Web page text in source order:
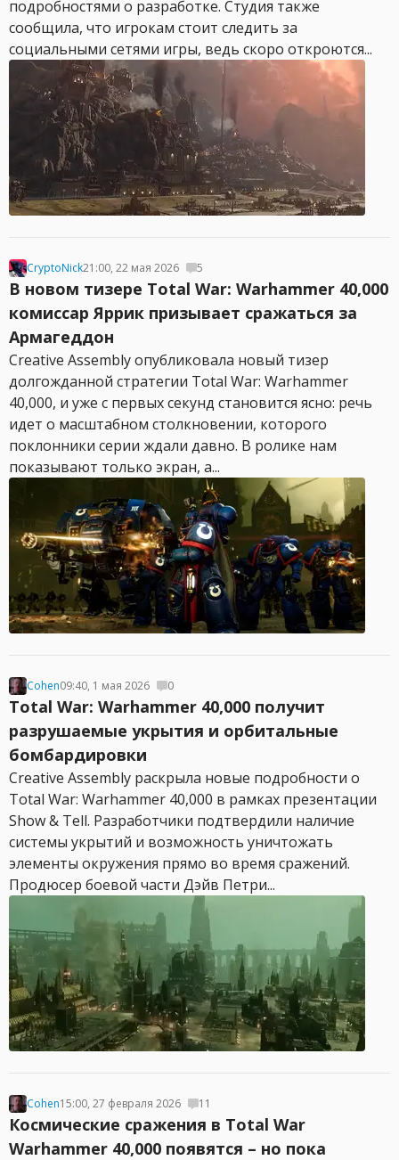
подробностями о разработке. Студия также
сообщила, что игрокам стоит следить за
социальными сетями игры, ведь скоро откроются...
CryptoNick21:00, 22 мая 2026 5
В новом тизере Total War: Warhammer 40,000
комиссар Яррик призывает сражаться за
Армагеддон
Creative Assembly опубликовала новый тизер
долгожданной стратегии Total War: Warhammer
40,000, и уже с первых секунд становится ясно: речь
идет о масштабном столкновении, которого
поклонники серии ждали давно. В ролике нам
показывают только экран, а...
Cohen09:40, 1 мая 2026 0
Total War: Warhammer 40,000 получит
разрушаемые укрытия и орбитальные
бомбардировки
Creative Assembly раскрыла новые подробности о
Total War: Warhammer 40,000 в рамках презентации
Show & Tell. Разработчики подтвердили наличие
системы укрытий и возможность уничтожать
элементы окружения прямо во время сражений.
Продюсер боевой части Дэйв Петри...
Cohen15:00, 27 февраля 2026 11
Космические сражения в Total War
Warhammer 40,000 появятся – но пока